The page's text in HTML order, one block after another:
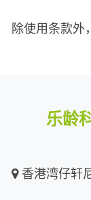
除使用条款外，
乐龄
香港湾仔轩